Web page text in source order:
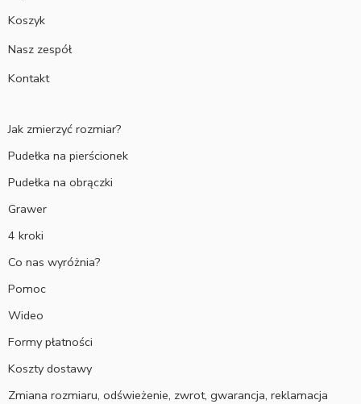
Koszyk
Nasz zespół
Kontakt
Jak zmierzyć rozmiar?
Pudełka na pierścionek
Pudełka na obrączki
Grawer
4 kroki
Co nas wyróżnia?
Pomoc
Wideo
Formy płatności
Koszty dostawy
Zmiana rozmiaru, odświeżenie, zwrot, gwarancja, reklamacja